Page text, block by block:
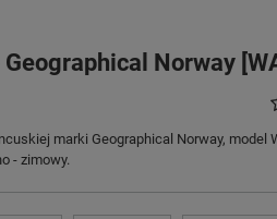
Norway
marki Geographical Norway, model
- zimowy.